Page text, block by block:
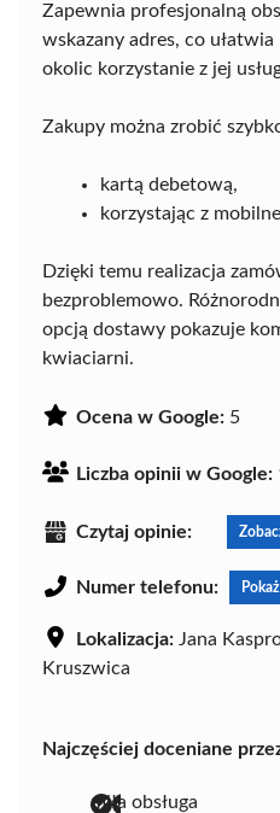
Zapewnia profesjonalną
wskazany adres, co
okolic korzystanie z jej
Zakupy można zrobić
kartą debetową,
korzystając z
Dzięki temu realizacja
bezproblemowo.
opcją dostawy pokazuje
kwiaciarni.
Ocena w Google: 5
Liczba opinii w Google:
Czytaj opinie:
Numer telefonu:
Lokalizacja: Jana
Kruszwica
Najczęściej doceniane
miła obsługa